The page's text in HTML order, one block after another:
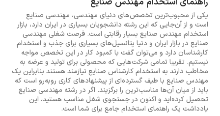
یکی از محبوب‌ترین تخصص‌های دنیای مهندسی، مهندسی صنایع
است و از آن‌جایی که این رشته دانشجویان بسیاری در ایران دارد، بازار
استخدام مهندس صنایع بسیار رقابتی است. فرصت شغلی مهندسی
صنایع در بازار ایران و دنیا پتانسیل‌های بسیاری برای جذب و استخدام
کارشناسان دارد و می‌توان گفت با کمبود کار در این تخصص مواجه
نیستیم. تقریبا تمامی شرکت‌هایی که محصولی برای تولید و عرضه به
مخاطب دارند به استخدام کارشناس صنایع نیازمند هستند بنابراین یک
مهندس صنایع با طیف گسترده‌ای از پیشنهادهای کاری روبه‌رو است که
باید از میان آن‌ها مناسب‌ترین را برگزیند. اگر در رشته مهندسی صنایع
تحصیل کرده‌اید و اکنون در جستجوی شغل مناسب هستید، این
یادداشت یک راهنمای استخدام جامع برای شما است.